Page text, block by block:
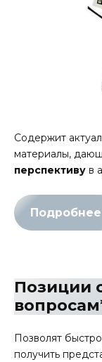
Содержит
материалы,
перспективу в
Подробнее
Позиции
Позволят
получить